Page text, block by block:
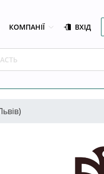
КОМПАНІЇ ВХІД